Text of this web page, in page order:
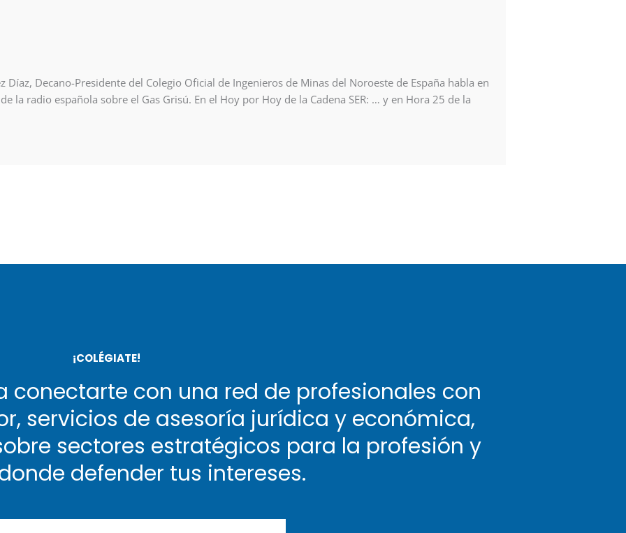
Díaz, Decano-Presidente del Colegio Oficial de Ingenieros de Minas del Noroeste de España habla en
la radio española sobre el Gas Grisú. En el Hoy por Hoy de la Cadena SER: … y en Hora 25 de la
¡COLÉGIATE!
conectarte con una red de profesionales con
servicios de asesoría jurídica y económica,
sectores estratégicos para la profesión y
defender tus intereses.